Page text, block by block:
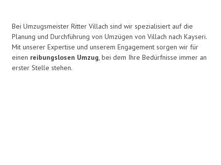
Bei Umzugsmeister Ritter Villach sind wir spezialisiert auf die
Planung und Durchführung von Umzügen von Villach nach Kayseri.
Mit unserer Expertise und unserem Engagement sorgen wir für
einen reibungslosen Umzug, bei dem Ihre Bedürfnisse immer an
erster Stelle stehen.